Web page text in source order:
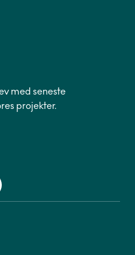
med seneste
projekter.